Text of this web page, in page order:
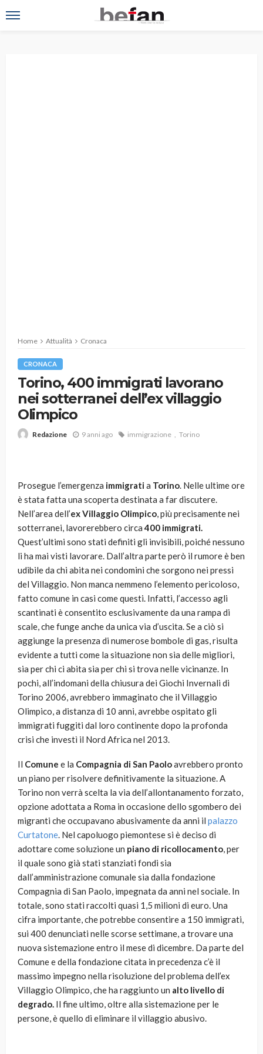
Home Attualità Cronaca
CRONACA
Torino, 400 immigrati lavorano
nei sotterranei dell’ex villaggio
Olimpico
Redazione 9 anni ago immigrazione Torino
Prosegue l’emergenza immigratia Torino. Nelle ultime ore
è stata fatta una scoperta destinata a far discutere.
Nell’area dell’ex Villaggio Olimpico, più precisamente nei
sotterranei, lavorerebbero circa400 immigrati.
Quest’ultimi sono stati definiti gli invisibili, poiché nessuno
li ha mai visti lavorare. Dall’altra parte però il rumore è ben
udibile da chi abita nei condomini che sorgono nei pressi
del Villaggio. Non manca nemmeno l’elemento pericoloso,
fatto comune in casi come questi. Infatti, l’accesso agli
scantinati è consentito esclusivamente da una rampa di
scale, che funge anche da unica via d’uscita. Se a ciò si
aggiunge la presenza di numerose bombole di gas, risulta
evidente a tutti come la situazione non sia delle migliori,
sia per chi ci abita sia per chi si trova nelle vicinanze. In
pochi, all’indomani della chiusura dei Giochi Invernali di
Torino 2006, avrebbero immaginato che il Villaggio
Olimpico, a distanza di 10 anni, avrebbe ospitato gli
immigrati fuggiti dal loro continente dopo la profonda
crisi che investì il Nord Africa nel 2013.
Il Comune e la Compagnia di San Paoloavrebbero pronto
un piano per risolvere definitivamente la situazione. A
Torino non verrà scelta la via dell’allontanamento forzato,
opzione adottata a Roma in occasione dello sgombero dei
migranti che occupavano abusivamente da anni il palazzo
Curtatone. Nel capoluogo piemontese si è deciso di
adottare come soluzione un piano di ricollocamento, per
il quale sono già stati stanziati fondi sia
dall’amministrazione comunale sia dalla fondazione
Compagnia di San Paolo, impegnata da anni nel sociale. In
totale, sono stati raccolti quasi 1,5 milioni di euro. Una
cifra importante, che potrebbe consentire a 150 immigrati,
sui 400 denunciati nelle scorse settimane, a trovare una
nuova sistemazione entro il mese di dicembre. Da parte del
Comune e della fondazione citata in precedenza c’è il
massimo impegno nella risoluzione del problema dell’ex
Villaggio Olimpico, che ha raggiunto un alto livello di
degrado. Il fine ultimo, oltre alla sistemazione per le
persone, è quello di eliminare il villaggio abusivo.